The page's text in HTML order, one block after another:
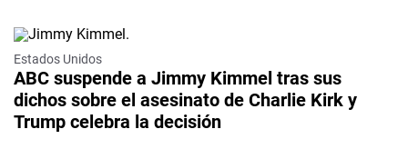
Estados Unidos
ABC suspende a Jimmy Kimmel tras sus
dichos sobre el asesinato de Charlie Kirk y
Trump celebra la decisión